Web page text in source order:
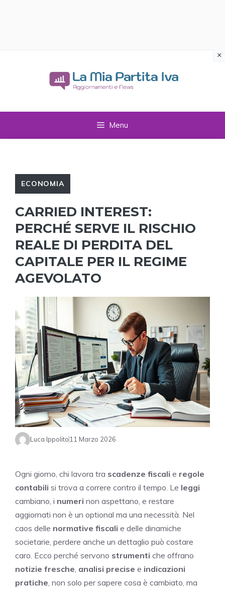
Menu
ECONOMIA
CARRIED INTEREST:
PERCHÉ SERVE IL RISCHIO
REALE DI PERDITA DEL
CAPITALE PER IL REGIME
AGEVOLATO
Luca Ippolito 11 Marzo 2026
Ogni giorno, chi lavora tra scadenze fiscali e regole
contabili si trova a correre contro il tempo. Le leggi
cambiano, i numeri non aspettano, e restare
aggiornati non è un optional ma una necessità. Nel
caos delle normative fiscali e delle dinamiche
societarie, perdere anche un dettaglio può costare
caro. Ecco perché servono strumenti che offrano
notizie fresche analisi precise e indicazioni
pratiche , non solo per sapere cosa è cambiato, ma
×